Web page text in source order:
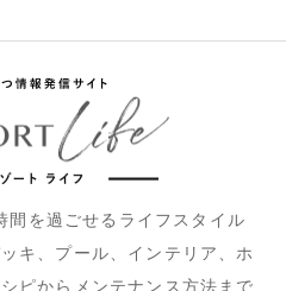
間を過ごせるライフスタイル
キ、プール、インテリア、ホ
ピからメンテナンス方法まで